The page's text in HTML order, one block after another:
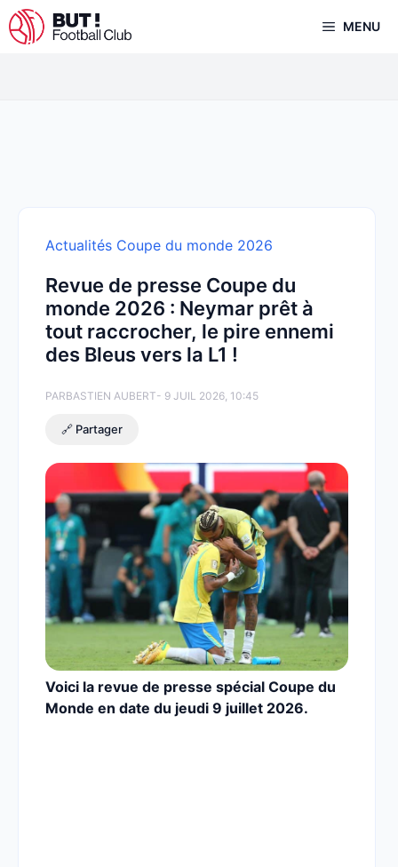
Aller
au
MENU
Actualités Coupe du monde 2026
Revue de presse Coupe du
monde 2026 : Neymar prêt à
tout raccrocher, le pire ennemi
des Bleus vers la L1 !
PARBASTIEN AUBERT- 9 JUIL 2026, 10:45
🔗 Partager
Voici la revue de presse spécial Coupe du
Monde en date du jeudi 9 juillet 2026.